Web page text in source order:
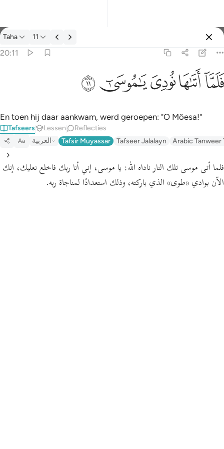
Tafseer: Taha 20:11
Taha 11
20:11
فَلَمَّآ أَتَىٰهَا نُودِىَ يَـٰمُوسَىٰٓ ١١
ﲵﲶﲷﲸﲹ
En toen hij daar aankwam, werd geroepen: "O Môesa!"
Tafseers Lessen Reflecties
Aa العربية Tafsir Muyassar Tafseer Jalalayn Arabic Tanweer
فلما أتى موسى تلك النار ناداه الله: يا موسى، إني أنا ربك فاخلع نعليك، إنك
الآن بوادي «طوى» الذي باركته، وذلك استعدادًا لمناجاة ربه.